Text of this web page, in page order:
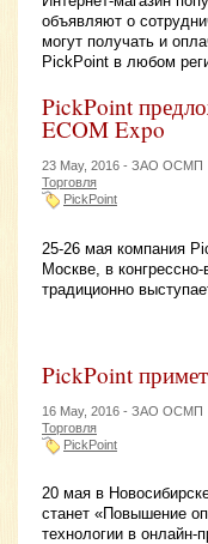
объявляют о
могут получать и
PickPoint в любом
PickPoint
ECOM Expo
23 May, 2016 - ЗАО ОСМП
Торговля
PickPoint
25-26 мая компания
Москве, в
традиционно
PickPoint
16 May, 2016 - ЗАО ОСМП
Торговля
PickPoint
20 мая в
станет «Повышение
технологии в онлайн-